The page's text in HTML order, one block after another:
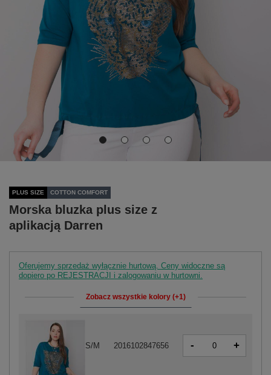
PLUS SIZE COTTON COMFORT
Morska bluzka plus size z
aplikacją Darren
Oferujemy sprzedaż wyłącznie hurtową. Ceny widoczne są
dopiero po REJESTRACJI i zalogowaniu w hurtowni.
Zobacz wszystkie kolory (+1)
S/M 2016102847656 - +